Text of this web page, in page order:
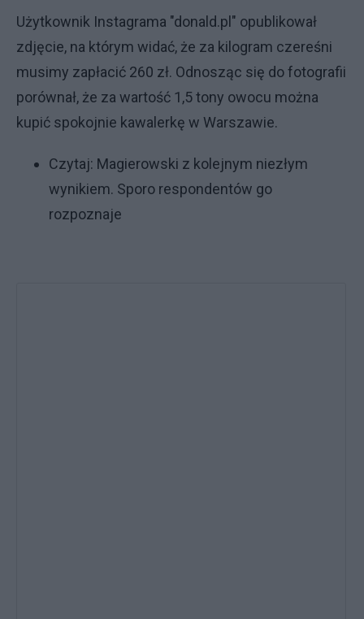
Użytkownik Instagrama "donald.pl" opublikował
zdjęcie, na którym widać, że za kilogram czereśni
musimy zapłacić 260 zł. Odnosząc się do fotografii
porównał, że za wartość 1,5 tony owocu można
kupić spokojnie kawalerkę w Warszawie.
Czytaj: Magierowski z kolejnym niezłym
wynikiem. Sporo respondentów go
rozpoznaje